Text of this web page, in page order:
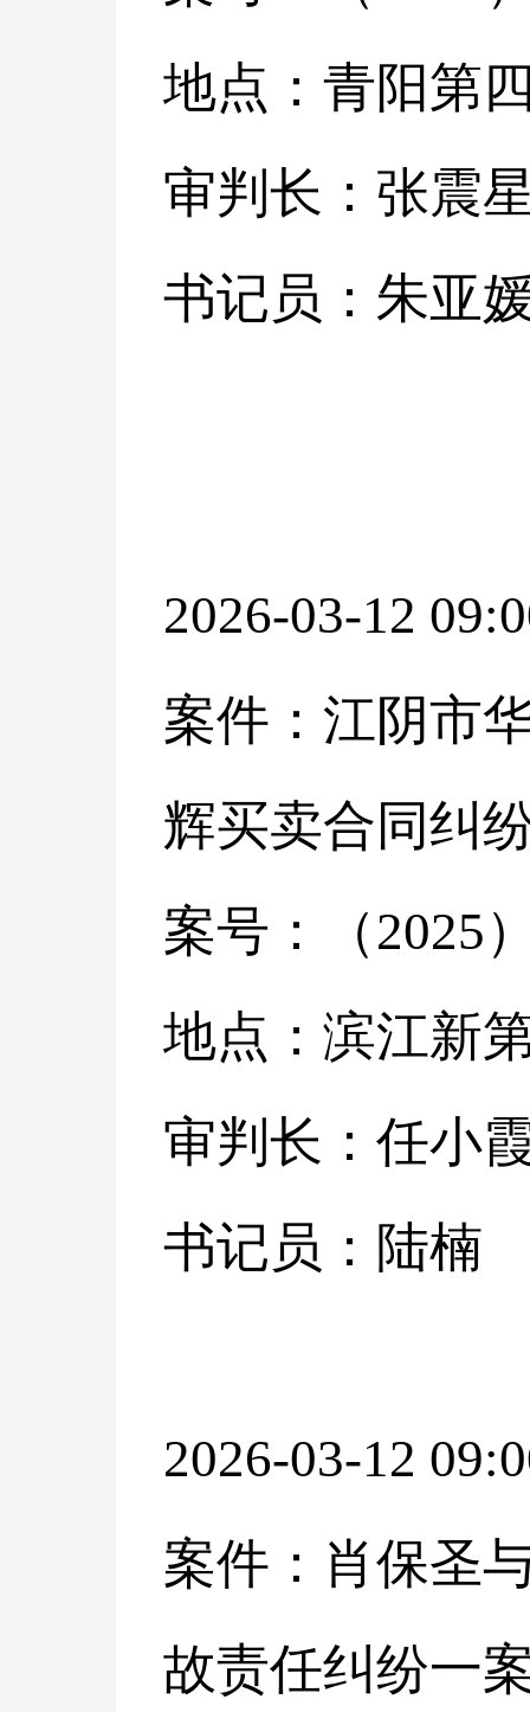
地点：青阳第
审判长：张震
书记员：朱亚
2026-03-12
案件：江阴市
辉买卖合同纠
案号：（2025
地点：滨江新
审判长：任小
书记员：陆楠
2026-03-12
案件：肖保圣
故责任纠纷一